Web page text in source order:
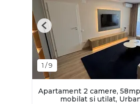
1 /9
Previous
Apartament 2 camere,
mobilat si utilat,